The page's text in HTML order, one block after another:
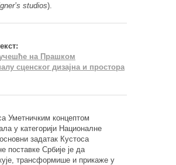
studios).
на Прашком
сценског дизајна и простора
Уметничким концептом
у категорији Националне
задатак Кустоса
поставке Србије је да
трансформише и прикаже у